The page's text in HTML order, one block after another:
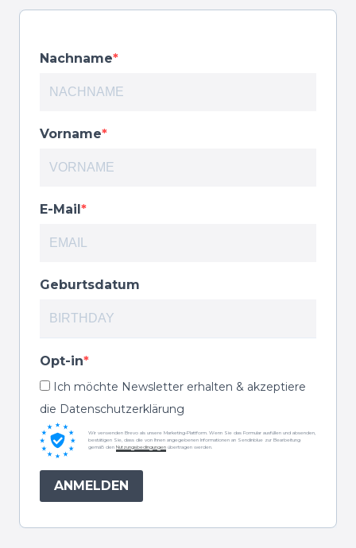
Nachname
Vorname
E-Mail
Geburtsdatum
Opt-in
Ich möchte Newsletter erhalten & akzeptiere
die Datenschutzerklärung
Wir verwenden Brevo als unsere Marketing-Plattform. Wenn Sie das Formular ausfüllen und absenden,
bestätigen Sie, dass die von Ihnen angegebenen Informationen an Sendinblue zur Bearbeitung
gemäß den Nutzungsbedingungen übertragen werden.
ANMELDEN